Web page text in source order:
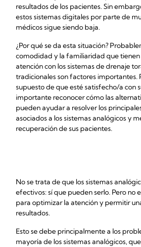
resultados de los pacientes. Sin
estos sistemas digitales por parte de
médicos sigue siendo baja.
¿Por qué se da esta situación?
comodidad y la familiaridad que tienen
atención con los sistemas de drenaje
tradicionales son factores importantes.
supuesto de que esté satisfecho/a con
importante reconocer cómo las
pueden ayudar a resolver los
asociados a los sistemas analógicos y
recuperación de sus pacientes.
No se trata de que los sistemas
efectivos: sí que pueden serlo. Pero no
para optimizar la atención y permitir
resultados.
Esto se debe principalmente a los
mayoría de los sistemas analógicos,